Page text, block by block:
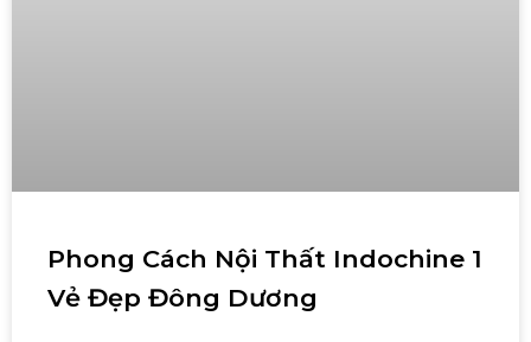
Phong Cách Nội Thất Indochine 1
Vẻ Đẹp Đông Dương